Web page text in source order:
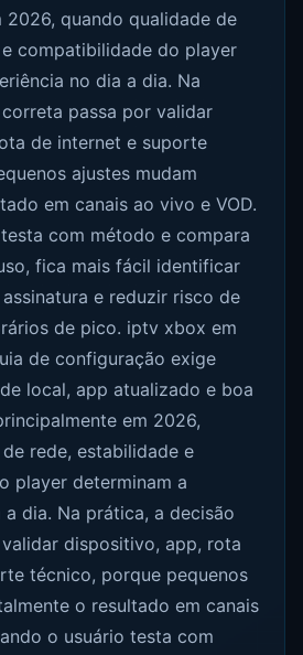
2026, quando qualidade de
compatibilidade do player
no dia a dia. Na
passa por validar
de internet e suporte
ajustes mudam
em canais ao vivo e VOD.
com método e compara
fica mais fácil identificar
e reduzir risco de
de pico. iptv xbox em
de configuração exige
local, app atualizado e boa
em 2026,
rede, estabilidade e
player determinam a
dia. Na prática, a decisão
dispositivo, app, rota
técnico, porque pequenos
o resultado em canais
o usuário testa com